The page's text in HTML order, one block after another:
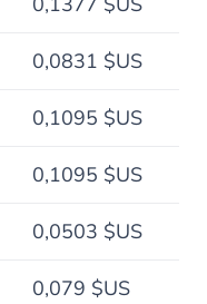
0,0831 $US
0,1095 $US
0,1095 $US
0,0503 $US
0,079 $US